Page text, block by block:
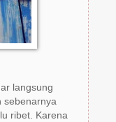
langsung
sebenarnya
ribet. Karena